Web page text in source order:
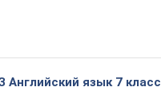
Английский язык 7 класс